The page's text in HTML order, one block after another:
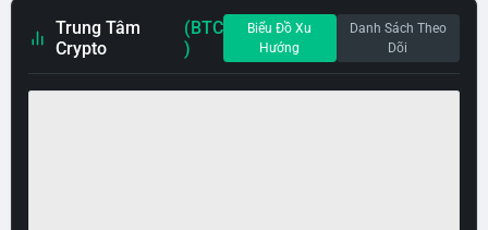
Trung Tâm
Crypto
(BTC
)
Biểu Đồ Xu
Hướng
Danh Sách Theo
Dõi